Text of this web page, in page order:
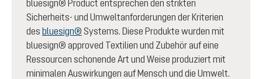
bluesign® Product entsprechen den strikten
Sicherheits- und Umweltanforderungen der Kriterien
des bluesign® Systems. Diese Produkte wurden mit
bluesign® approved Textilien und Zubehör auf eine
Ressourcen schonende Art und Weise produziert mit
minimalen Auswirkungen auf Mensch und die Umwelt.